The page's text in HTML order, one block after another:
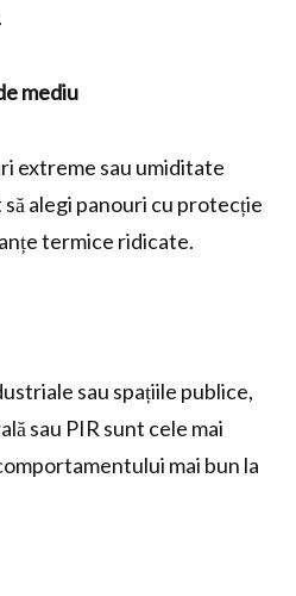
mediu
extreme sau umiditate
alegi panouri cu protecție
termice ridicate.
sau spațiile publice,
sau PIR sunt cele mai
mai bun la